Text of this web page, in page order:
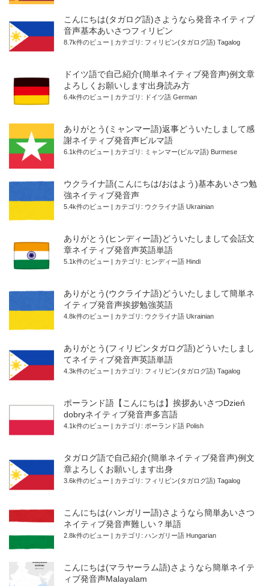
こんにちは(タガログ語)さようなら発音ネイティブ
音声基本あいさつフィリピン
8.7k件のビュー カテゴリ: フィリピン(タガログ語) Tagalog
ドイツ語で自己紹介(簡単ネイティブ発音声)例文章
よろしくお願いします出身読み方
6.4k件のビュー カテゴリ: ドイツ語 German
ありがとう(ミャンマー語)返事どういたしまして感
謝ネイティブ発音声ビルマ語
6.1k件のビュー カテゴリ: ミャンマー(ビルマ語) Burmese
ウクライナ語(こんにちは/おはよう)基本あいさつ勉
強ネイティブ発音声
5.4k件のビュー カテゴリ: ウクライナ語 Ukrainian
ありがとう(ヒンディー語)どういたしまして会話文
章ネイティブ発音声英語単語
5.1k件のビュー カテゴリ: ヒンディー語 Hindi
ありがとう(ウクライナ語)どういたしまして簡単ネ
イティブ発音声挨拶勉強英語
4.8k件のビュー カテゴリ: ウクライナ語 Ukrainian
ありがとう(フィリピンタガログ語)どういたしまし
てネイティブ発音声英語単語
4.3k件のビュー カテゴリ: フィリピン(タガログ語) Tagalog
ポーランド語【こんにちは】挨拶あいさつDzień
dobryネイティブ発音声多言語
4.1k件のビュー カテゴリ: ポーランド語 Polish
タガログ語で自己紹介(簡単ネイティブ発音声)例文
章よろしくお願いします出身
3.6k件のビュー カテゴリ: フィリピン(タガログ語) Tagalog
こんにちは(ハンガリー語)さようなら簡単あいさつ
ネイティブ発音声難しい？単語
2.8k件のビュー カテゴリ: ハンガリー語 Hungarian
こんにちは(マラヤーラム語)さようなら簡単ネイテ
ィブ発音声Malayalam